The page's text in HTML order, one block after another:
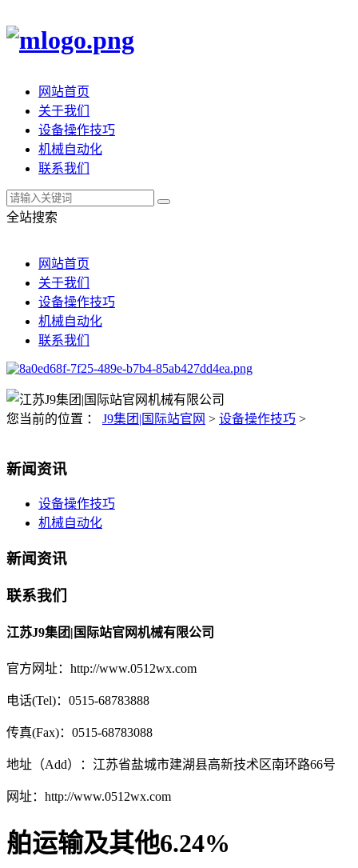
网站首页
关于我们
设备操作技巧
机械自动化
联系我们
全站搜索
网站首页
关于我们
设备操作技巧
机械自动化
联系我们
您当前的位置 ： J9集团|国际站官网 > 设备操作技巧 >
新闻资讯
设备操作技巧
机械自动化
新闻资讯
联系我们
江苏J9集团|国际站官网机械有限公司
官方网址：http://www.0512wx.com
电话(Tel)：0515-68783888
传真(Fax)：0515-68783088
地址（Add）：江苏省盐城市建湖县高新技术区南环路66号
网址：http://www.0512wx.com
舶运输及其他6.24%